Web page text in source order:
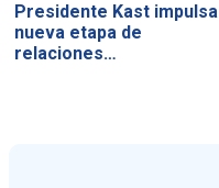
Presidente Kast impulsa
nueva etapa de
relaciones…